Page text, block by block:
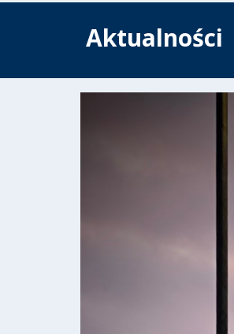
Aktualności